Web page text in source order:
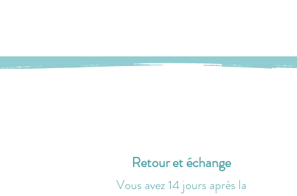
Retour et échange
Vous avez 14 jours après la